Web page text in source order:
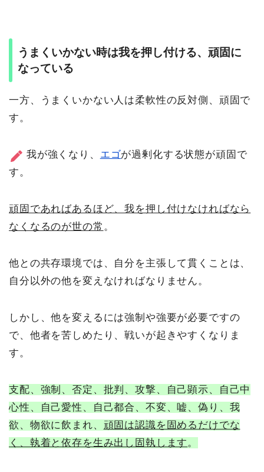
うまくいかない時は我を押し付ける、頑固に
なっている
一方、うまくいかない人は柔軟性の反対側、頑固で
す。
我が強くなり、 エゴが過剰化する状態が頑固で
す。
頑固であればあるほど、我を押し付けなければなら
なくなるのが世の常 。
他との共存環境では、自分を主張して貫くことは、
自分以外の他を変えなければなりません。
しかし、他を変えるには強制や強要が必要ですの
で、他者を苦しめたり、戦いが起きやすくなりま
す。
支配、強制、否定、批判、攻撃、自己顕示、自己中
心性、自己愛性、自己都合、不変、嘘、偽り、我
欲、物欲に飲まれ、 頑固は認識を固めるだけでな
く、執着と依存を生み出し固執します。